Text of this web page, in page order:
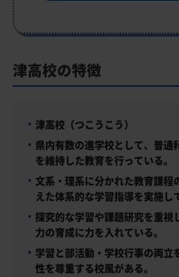
津高校の特徴
津高校（つこうこう）
県内有数の進学校として、普通
を維持した教育を行っている。
文系・理系に分かれた教育課程
えた体系的な学習指導を実施し
探究的な学習や課題研究を重視
力の育成に力を入れている。
学習と部活動・学校行事の両立
性を尊重する校風がある。